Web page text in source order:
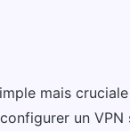
mais
un VPN